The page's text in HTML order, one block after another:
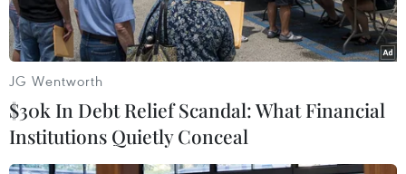
TIN LIÊN QUAN
JG Wentworth
$30k In Debt Relief Scandal: What Financial
Institutions Quietly Conceal